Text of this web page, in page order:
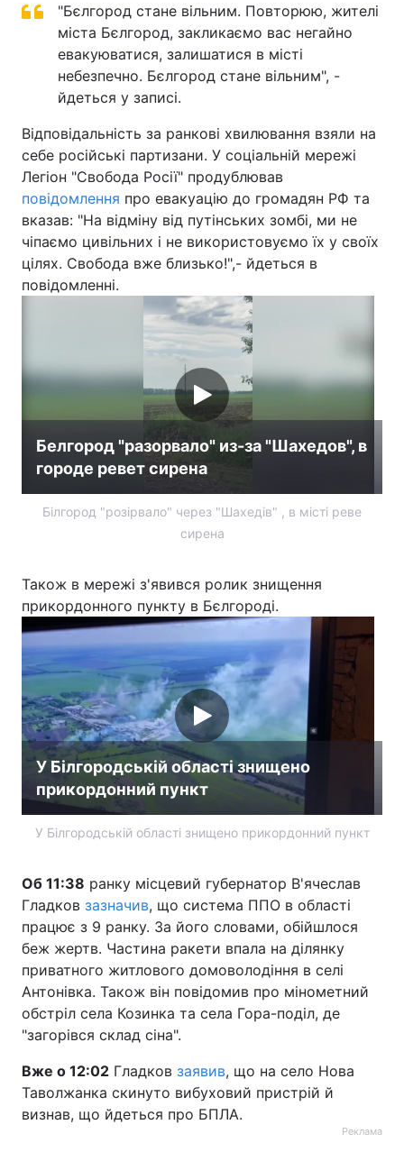
Цікавинки Погода
Екологія Регіони
Відео з Youtube Статті
Інтерв'ю
Архів Вакансії
Контакти
Тема оформлення
"Бєлгород стане вільним. Повторюю, жителі
міста Бєлгород, закликаємо вас негайно
евакуюватися, залишатися в місті
небезпечно. Бєлгород стане вільним", -
йдеться у записі.
Відповідальність за ранкові хвилювання взяли на
себе російські партизани. У соціальній мережі
Легіон "Свобода Росії" продублював
повідомлення про евакуацію до громадян РФ та
вказав: "На відміну від путінських зомбі, ми не
чіпаємо цивільних і не використовуємо їх у своїх
цілях. Свобода вже близько!",- йдеться в
повідомленні.
Белгород "разорвало" из-за "Шахедов", в
городе ревет сирена
Білгород "розірвало" через "Шахедів" , в місті реве
сирена
Також в мережі з'явився ролик знищення
прикордонного пункту в Бєлгороді.
У Білгородській області знищено
прикордонний пункт
У Білгородській області знищено прикордонний пункт
Об 11:38 ранку місцевий губернатор В'ячеслав
Гладков зазначив, що система ППО в області
працює з 9 ранку. За його словами, обійшлося
беж жертв. Частина ракети впала на ділянку
приватного житлового домоволодіння в селі
Антонівка. Також він повідомив про мінометний
обстріл села Козинка та села Гора-поділ, де
"загорівся склад сіна".
Вже о 12:02 Гладков заявив, що на село Нова
Таволжанка скинуто вибуховий пристрій й
визнав, що йдеться про БПЛА.
Реклама